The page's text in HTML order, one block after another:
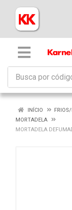
INÍCIO
MORTADELA
MORTADELA